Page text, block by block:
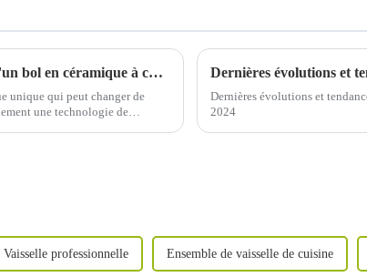
Facteurs à prendre en compte lors du choix d'un bol en céramique à changement de couleur
unique qui peut changer de
une technologie de
Dernières évolutions et
Dernières évolutions et
2024
Vaisselle professionnelle Ensemble de vaisselle de cuisine